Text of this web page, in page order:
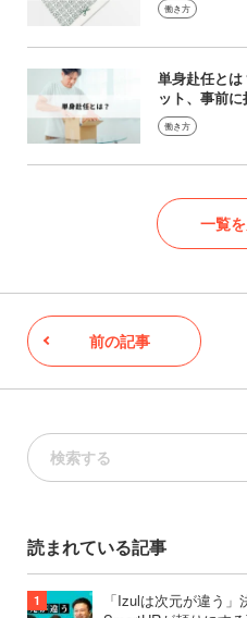
働き方
単身赴任とは
ット、事前
働き方
一覧
前の記事
読まれている記事
「Izulは次元が違う